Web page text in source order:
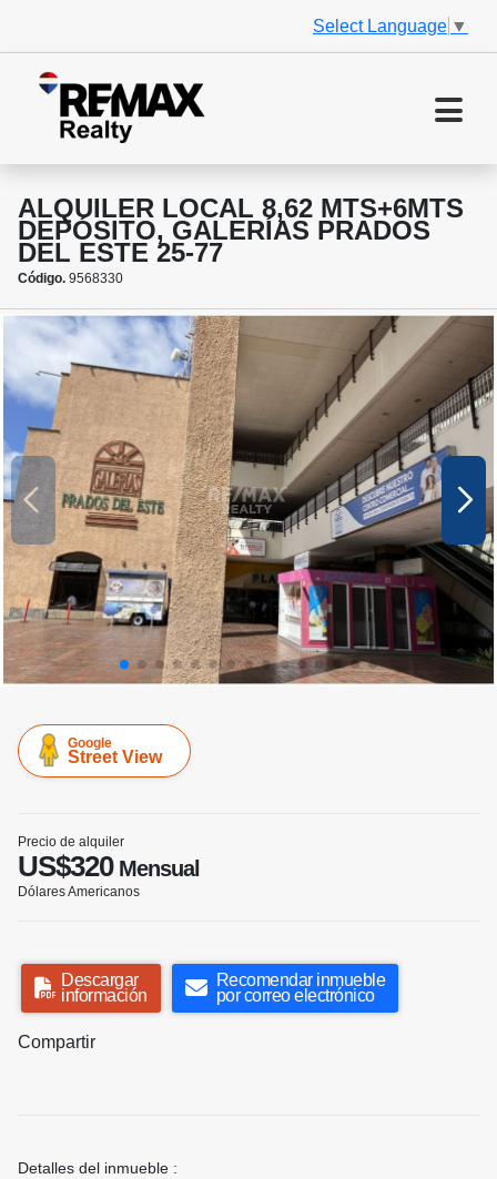
Select Language ▼
ALQUILER LOCAL 8,62 MTS+6MTS
DEPÓSITO, GALERÍAS PRADOS
DEL ESTE 25-77
Código. 9568330
Google
Street View
Precio de alquiler
US$320Mensual
Dólares Americanos
Descargar
información
Recomendar inmueble
por correo electrónico
Compartir
Detalles del inmueble :